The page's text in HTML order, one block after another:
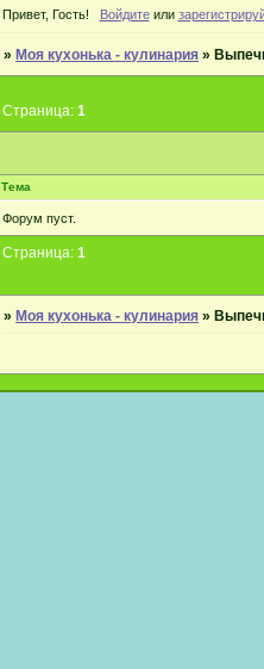
Привет, Гость! Войдитеили
» Моя кухонька - кулинария »
Страница:1
Тема
Форум пуст.
Страница:1
»Моя кухонька - кулинария »